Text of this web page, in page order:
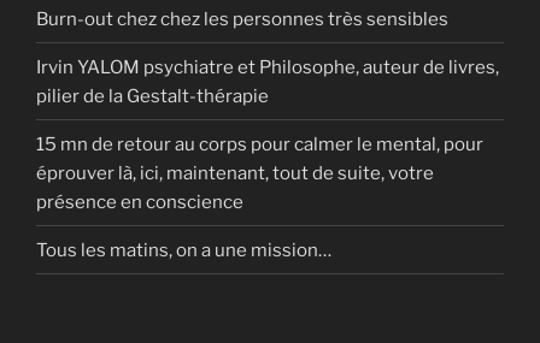
Burn-out chez chez les personnes très sensibles
Irvin YALOM psychiatre et Philosophe, auteur de livres,
pilier de la Gestalt-thérapie
15 mn de retour au corps pour calmer le mental, pour
éprouver là, ici, maintenant, tout de suite, votre
présence en conscience
Tous les matins, on a une mission…